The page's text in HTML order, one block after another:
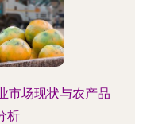
市场现状与农产品
析